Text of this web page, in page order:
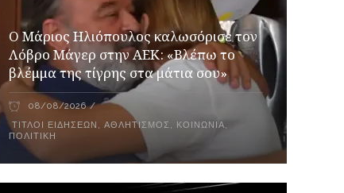
Ο Μάριος Ηλιόπουλος καλωσόρισε τον
Λόβρο Μάγερ στην ΑΕΚ: «Βλέπω το
βλέμμα της τίγρης στα μάτια σου»
08/08/2026
ΤΊΤΛΟΙ ΕΙΔΉΣΕΩΝ ,ΑΘΛΗΤΙΣΜΌΣ , ΚΟΙΝΩΝΊΑ,
ΠΟΛΙΤΙΚΉ